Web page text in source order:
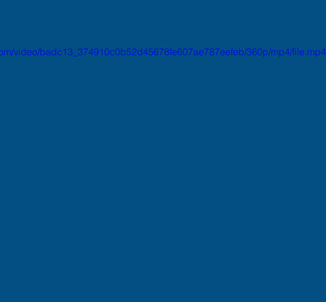
video/badc13_374910c0b52d45678fe607ae787eefeb/360p/mp4/file.mp4